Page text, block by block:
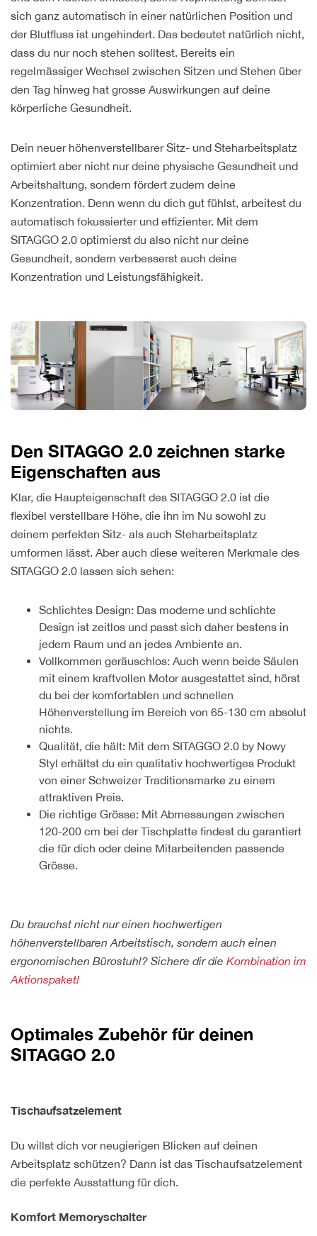
sich ganz automatisch in einer natürlichen Position und
der Blutfluss ist ungehindert. Das bedeutet natürlich nicht,
dass du nur noch stehen solltest. Bereits ein
regelmässiger Wechsel zwischen Sitzen und Stehen über
den Tag hinweg hat grosse Auswirkungen auf deine
körperliche Gesundheit.
Dein neuer höhenverstellbarer Sitz- und Steharbeitsplatz
optimiert aber nicht nur deine physische Gesundheit und
Arbeitshaltung, sondern fördert zudem deine
Konzentration. Denn wenn du dich gut fühlst, arbeitest du
automatisch fokussierter und effizienter. Mit dem
SITAGGO 2.0 optimierst du also nicht nur deine
Gesundheit, sondern verbesserst auch deine
Konzentration und Leistungsfähigkeit.
Den SITAGGO 2.0 zeichnen starke
Eigenschaften aus
Klar, die Haupteigenschaft des SITAGGO 2.0 ist die
flexibel verstellbare Höhe, die ihn im Nu sowohl zu
deinem perfekten Sitz- als auch Steharbeitsplatz
umformen lässt. Aber auch diese weiteren Merkmale des
SITAGGO 2.0 lassen sich sehen:
Schlichtes Design: Das moderne und schlichte
Design ist zeitlos und passt sich daher bestens in
jedem Raum und an jedes Ambiente an.
Vollkommen geräuschlos: Auch wenn beide Säulen
mit einem kraftvollen Motor ausgestattet sind, hörst
du bei der komfortablen und schnellen
Höhenverstellung im Bereich von 65-130 cm absolut
nichts.
Qualität, die hält: Mit dem SITAGGO 2.0 by Nowy
Styl erhältst du ein qualitativ hochwertiges Produkt
von einer Schweizer Traditionsmarke zu einem
attraktiven Preis.
Die richtige Grösse: Mit Abmessungen zwischen
120-200 cm bei der Tischplatte findest du garantiert
die für dich oder deine Mitarbeitenden passende
Grösse.
Du brauchst nicht nur einen hochwertigen
höhenverstellbaren Arbeitstisch, sondern auch einen
ergonomischen Bürostuhl? Sichere dir die Kombination im
Aktionspaket!
Optimales Zubehör für deinen
SITAGGO 2.0
Tischaufsatzelement
Du willst dich vor neugierigen Blicken auf deinen
Arbeitsplatz schützen? Dann ist das Tischaufsatzelement
die perfekte Ausstattung für dich.
Komfort Memoryschalter